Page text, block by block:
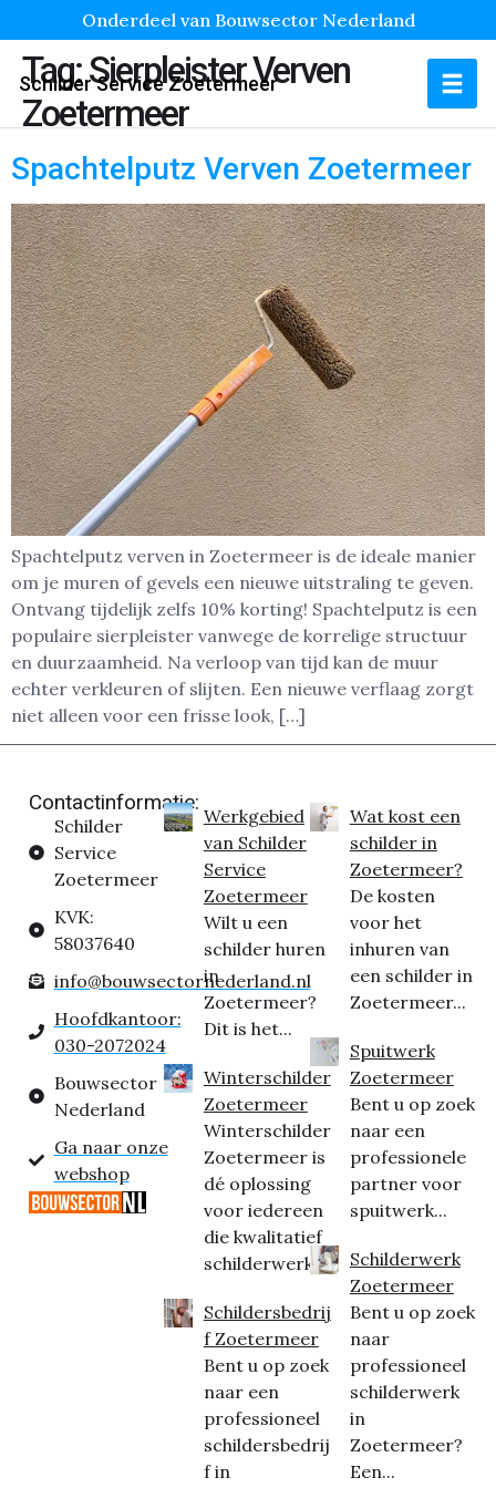
Onderdeel van Bouwsector Nederland
Schilder Service Zoetermeer
Tag:Sierpleister Verven
Zoetermeer
Spachtelputz Verven Zoetermeer
Spachtelputz verven in Zoetermeer is de ideale manier
om je muren of gevels een nieuwe uitstraling te geven.
Ontvang tijdelijk zelfs 10% korting! Spachtelputz is een
populaire sierpleister vanwege de korrelige structuur
en duurzaamheid. Na verloop van tijd kan de muur
echter verkleuren of slijten. Een nieuwe verflaag zorgt
niet alleen voor een frisse look, […]
Contactinformatie:
Schilder
Service
Zoetermeer
KVK:
58037640
info@bouwsectornederland.nl
Hoofdkantoor:
030-2072024
Bouwsector
Nederland
Ga naar onze
webshop
Werkgebied
van Schilder
Service
Zoetermeer
Wilt u een
schilder huren
in
Zoetermeer?
Dit is het...
Winterschilder
Zoetermeer
Winterschilder
Zoetermeer is
dé oplossing
voor iedereen
die kwalitatief
schilderwerk...
Schildersbedrij
f Zoetermeer
Bent u op zoek
naar een
professioneel
schildersbedrij
f in
Wat kost een
schilder in
Zoetermeer?
De kosten
voor het
inhuren van
een schilder in
Zoetermeer...
Spuitwerk
Zoetermeer
Bent u op zoek
naar een
professionele
partner voor
spuitwerk...
Schilderwerk
Zoetermeer
Bent u op zoek
naar
professioneel
schilderwerk
in
Zoetermeer?
Een...